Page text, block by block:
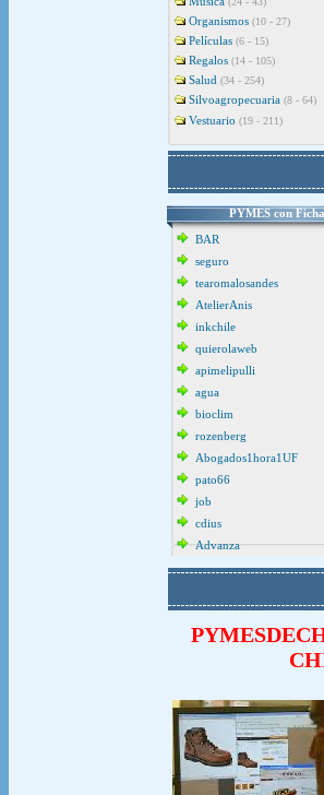
Organismos (10 - 27)
Películas (6 - 15)
Regalos (14 - 105)
Salud (34 - 254)
Silvoagropecuaria (8 - 64)
Vestuario (19 - 211)
PYMES con
BAR
seguro
tearomalosandes
AtelierAnis
inkchile
quierolaweb
apimelipulli
agua
bioclim
rozenberg
Abogados1hora1UF
pato66
job
cdius
Advanza